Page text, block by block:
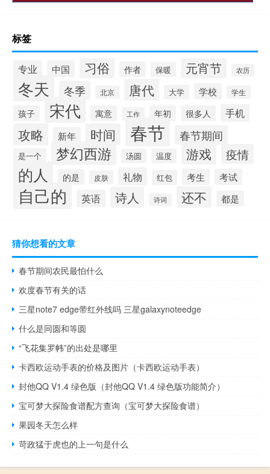
标签
专业 中国 习俗 作者 保暖 元宵节 农历
冬天 冬季 北京 唐代 大学 学校 学生
孩子 宋代 寓意 工作 年初 很多人 手机
攻略 新年 时间 春节 春节期间
是一个 梦幻西游 汤圆 温度 游戏 疫情
的人 的是 皮肤 礼物 红包 考生 考试
自己的 英语 诗人 诗词 还不 都是
猜你想看的文章
春节期间农民最怕什么
欢度春节有关的话
三星note7 edge带红外线吗 三星galaxynoteedge
什么是同圆和等圆
“飞花集罗帏”的出处是哪里
卡西欧运动手表的价格及图片（卡西欧运动手表）
封他QQ V1.4 绿色版（封他QQ V1.4 绿色版功能简介）
宝可梦大探险食谱配方查询（宝可梦大探险食谱）
果园冬天怎么样
苛政猛于虎也的上一句是什么